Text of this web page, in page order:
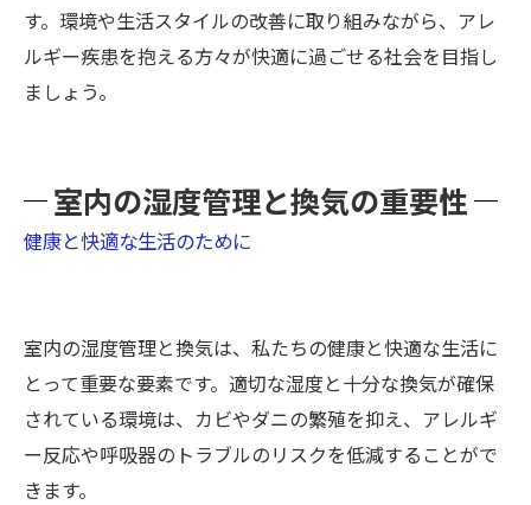
す。環境や生活スタイルの改善に取り組みながら、アレ
ルギー疾患を抱える方々が快適に過ごせる社会を目指し
ましょう。
室内の湿度管理と換気の重要性
健康と快適な生活のために
室内の湿度管理と換気は、私たちの健康と快適な生活に
とって重要な要素です。適切な湿度と十分な換気が確保
されている環境は、カビやダニの繁殖を抑え、アレルギ
ー反応や呼吸器のトラブルのリスクを低減することがで
きます。